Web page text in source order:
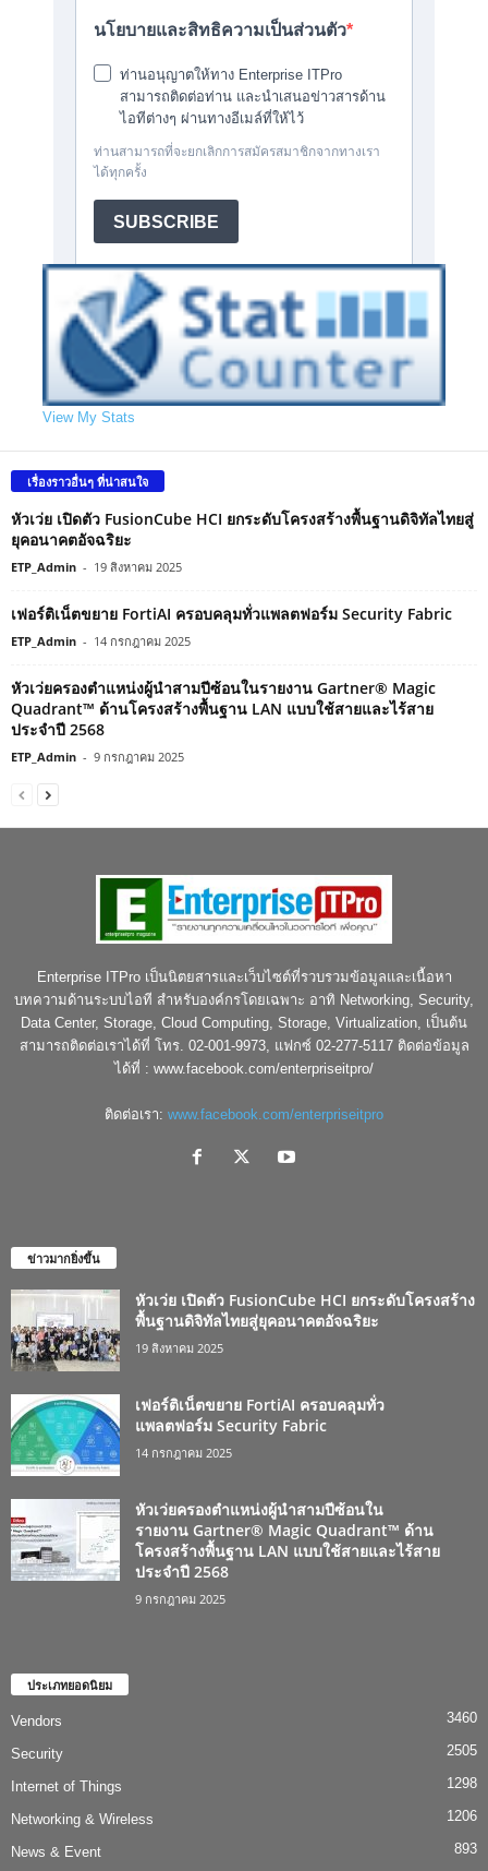
View My Stats
เรื่องราวอื่นๆ ที่น่าสนใจ
หัวเว่ย เปิดตัว FusionCube HCI ยกระดับโครงสร้างพื้นฐานดิจิทัลไทยสู่
ยุคอนาคตอัจฉริยะ
ETP_Admin - 19 สิงหาคม 2025
เฟอร์ติเน็ตขยาย FortiAI ครอบคลุมทั่วแพลตฟอร์ม Security Fabric
ETP_Admin - 14 กรกฎาคม 2025
หัวเว่ยครองตำแหน่งผู้นำสามปีซ้อนในรายงาน Gartner® Magic
Quadrant™ ด้านโครงสร้างพื้นฐาน LAN แบบใช้สายและไร้สาย
ประจำปี 2568
ETP_Admin - 9 กรกฎาคม 2025
Enterprise ITPro เป็นนิตยสารและเว็บไซต์ที่รวบรวมข้อมูลและเนื้อหา
บทความด้านระบบไอที สำหรับองค์กรโดยเฉพาะ อาทิ Networking, Security,
Data Center, Storage, Cloud Computing, Storage, Virtualization, เป็นต้น
สามารถติดต่อเราได้ที่ โทร. 02-001-9973, แฟกซ์ 02-277-5117 ติดต่อข้อมูล
ได้ที่ : www.facebook.com/enterpriseitpro/
ติดต่อเรา: www.facebook.com/enterpriseitpro
ข่าวมากยิ่งขึ้น
หัวเว่ย เปิดตัว FusionCube HCI ยกระดับโครงสร้าง
พื้นฐานดิจิทัลไทยสู่ยุคอนาคตอัจฉริยะ
19 สิงหาคม 2025
เฟอร์ติเน็ตขยาย FortiAI ครอบคลุมทั่ว
แพลตฟอร์ม Security Fabric
14 กรกฎาคม 2025
หัวเว่ยครองตำแหน่งผู้นำสามปีซ้อนใน
รายงาน Gartner® Magic Quadrant™ ด้าน
โครงสร้างพื้นฐาน LAN แบบใช้สายและไร้สาย
ประจำปี 2568
9 กรกฎาคม 2025
ประเภทยอดนิยม
Vendors 3460
Security 2505
Internet of Things 1298
Networking & Wireless 1206
News & Event 893